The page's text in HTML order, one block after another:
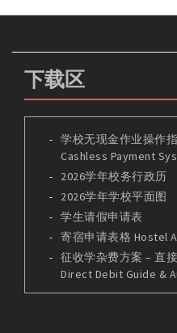
下载区
学校无现金作业操作
Cashless Payment
2026学年校务行政历
2026学年学校平面图
学生请假申请表
寄宿申请表格 Hostel
征收学杂费方案 – 直
Direct Debit Guide &